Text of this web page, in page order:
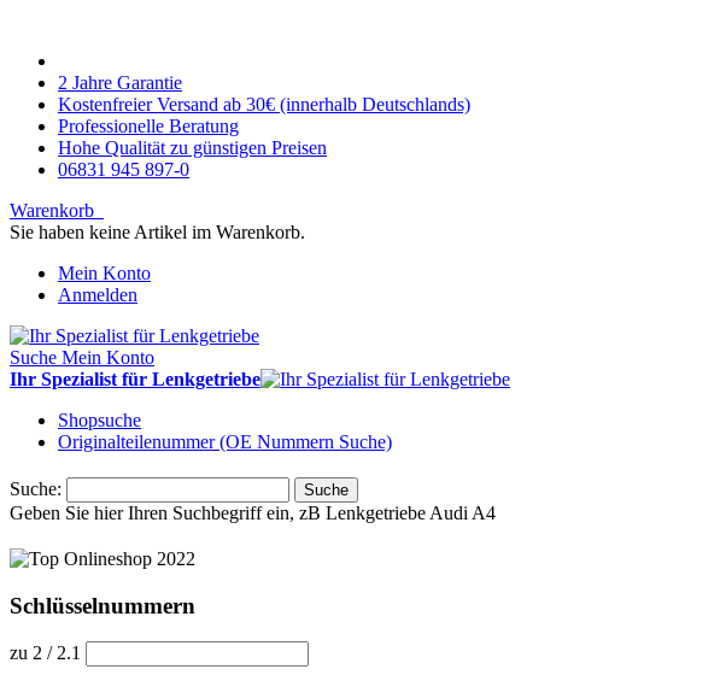
2 Jahre Garantie
Kostenfreier Versand ab 30€ (innerhalb Deutschlands)
Professionelle Beratung
Hohe Qualität zu günstigen Preisen
06831 945 897-0
Warenkorb
Sie haben keine Artikel im Warenkorb.
Mein Konto
Anmelden
Suche Mein Konto
Ihr Spezialist für Lenkgetriebe
Shopsuche
Originalteilenummer (OE Nummern Suche)
Suche: Suche
Geben Sie hier Ihren Suchbegriff ein, zB Lenkgetriebe Audi A4
Schlüsselnummern
zu 2 / 2.1